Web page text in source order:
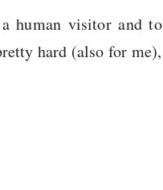
human visitor and to
hard (also for me),